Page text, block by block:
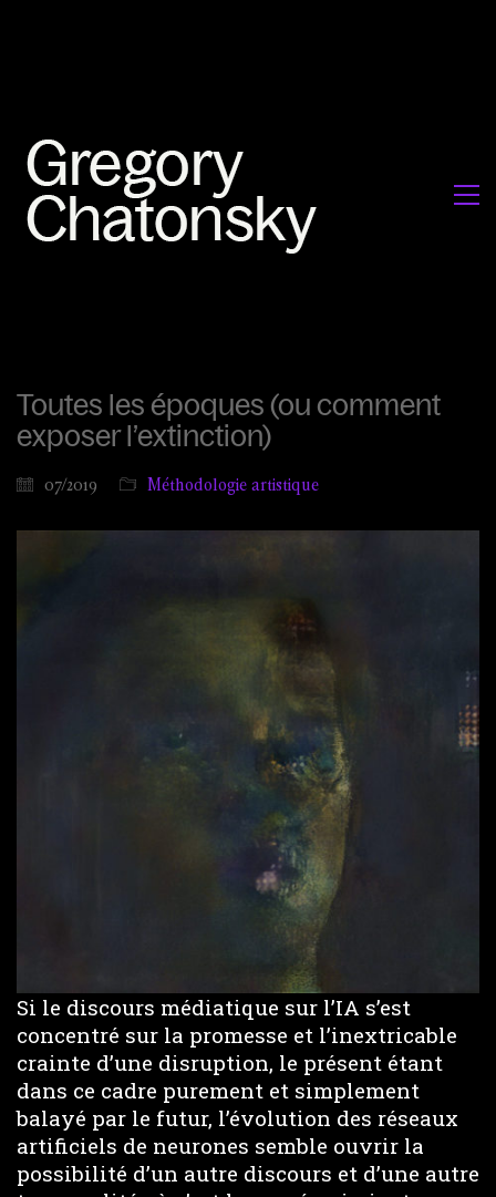
Toutes les époques (ou comment
exposer l’extinction)
07/2019 Méthodologie artistique
Si le discours médiatique sur l’IA s’est
concentré sur la promesse et l’inextricable
crainte d’une disruption, le présent étant
dans ce cadre purement et simplement
balayé par le futur, l’évolution des réseaux
artificiels de neurones semble ouvrir la
possibilité d’un autre discours et d’une autre